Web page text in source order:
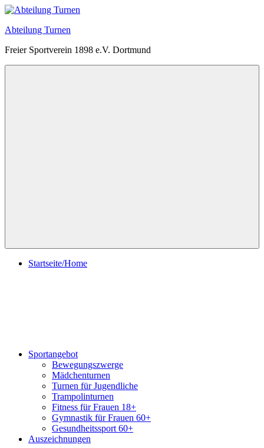
Zum
springen
Abteilung Turnen
Freier Sportverein 1898 e.V. Dortmund
Startseite/Home
Sportangebot
Bewegungszwerge
Mädchenturnen
Turnen für Jugendliche
Trampolinturnen
Fitness für Frauen 18+
Gymnastik für Frauen 60+
Gesundheitssport 60+
Auszeichnungen